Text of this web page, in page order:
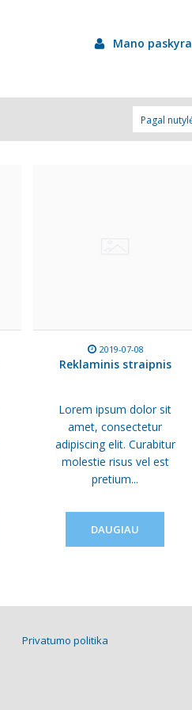
Mano paskyra
2019-07-08
Reklaminis straipnis
Lorem ipsum dolor sit
amet, consectetur
adipiscing elit. Curabitur
molestie risus vel est
pretium...
DAUGIAU
Privatumo politika